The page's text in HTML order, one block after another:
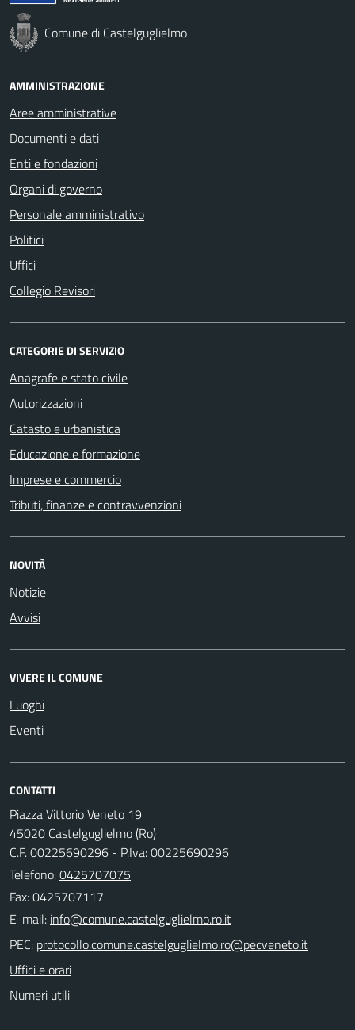
Comune di Castelguglielmo
AMMINISTRAZIONE
Aree amministrative
Documenti e dati
Enti e fondazioni
Organi di governo
Personale amministrativo
Politici
Uffici
Collegio Revisori
CATEGORIE DI SERVIZIO
Anagrafe e stato civile
Autorizzazioni
Catasto e urbanistica
Educazione e formazione
Imprese e commercio
Tributi, finanze e contravvenzioni
NOVITÀ
Notizie
Avvisi
VIVERE IL COMUNE
Luoghi
Eventi
CONTATTI
Piazza Vittorio Veneto 19
45020 Castelguglielmo (Ro)
C.F. 00225690296 - P.Iva: 00225690296
Telefono:0425707075
Fax: 0425707117
E-mail:
PEC:
Uffici e orari
Numeri utili